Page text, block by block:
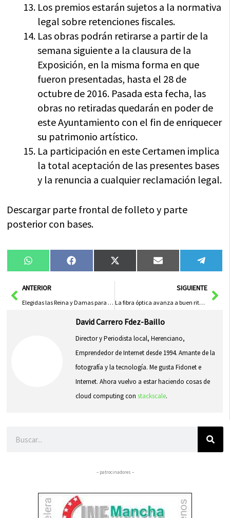
Los premios estarán sujetos a la normativa
legal sobre retenciones fiscales.
Las obras podrán retirarse a partir de la
semana siguiente a la clausura de la
Exposición, en la misma forma en que
fueron presentadas, hasta el 28 de
octubre de 2016. Pasada esta fecha, las
obras no retiradas quedarán en poder de
este Ayuntamiento con el fin de enriquecer
su patrimonio artístico.
La participación en este Certamen implica
la total aceptación de las presentes bases
y la renuncia a cualquier reclamación legal.
Descargar parte frontal de folleto y parte
posterior con bases.
Compartir
en
WhatsAppCompartir
en
FacebookCompartir
en
X
(Twitter)
Compartir
en
Email
en
AntANTERIOR
Elegidas las Reina y Damas para las fiestas de la Merced
SIGUIENTE
La fibra óptica avanza a buen ritmo en nuestra región
David Carrero Fdez-Baillo
Director y Periodista local, Herenciano,
Emprendedor de Internet desde 1994. Amante de la
fotografía y la tecnología. Me gusta Fidonet e
Internet. Ahora vuelvo a estar haciendo cosas de
cloud computing con stackscale.
– patrocinadores –